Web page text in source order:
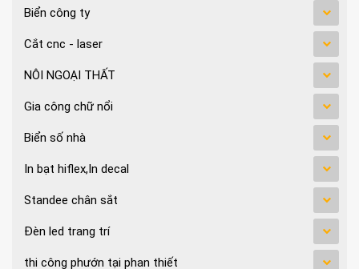
v
i
g
a
t
i
n
Biển công ty
Cắt cnc - laser
NÔI NGOẠI THẤT
Gia công chữ nổi
Biển số nhà
In bạt hiflex,In decal
Standee chân sắt
Đèn led trang trí
thi công phướn tại phan thiết